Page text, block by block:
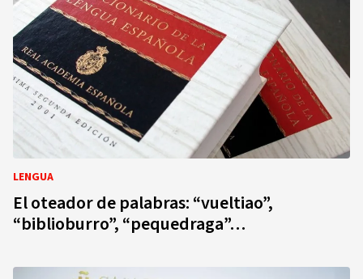
LENGUA
El oteador de palabras: “vueltiao”,
“biblioburro”, “pequedraga”…